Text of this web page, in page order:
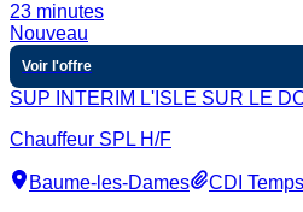
23 minutes
Nouveau
Voir l'offre
SUP INTERIM L'ISLE SUR LE
Chauffeur SPL H/F
Baume-les-Dames CDI